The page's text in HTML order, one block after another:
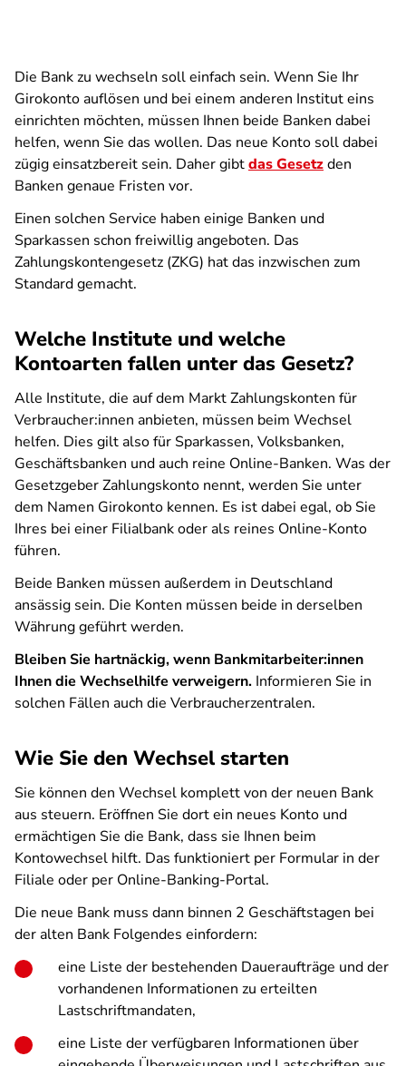
Die Bank zu wechseln soll einfach sein. Wenn Sie Ihr
Girokonto auflösen und bei einem anderen Institut eins
einrichten möchten, müssen Ihnen beide Banken dabei
helfen, wenn Sie das wollen. Das neue Konto soll dabei
zügig einsatzbereit sein. Daher gibtdas Gesetzden
Banken genaue Fristen vor.
Einen solchen Service haben einige Banken und
Sparkassen schon freiwillig angeboten. Das
Zahlungskontengesetz (ZKG) hat das inzwischen zum
Standard gemacht.
Welche Institute und welche
Kontoarten fallen unter das Gesetz?
Alle Institute, die auf dem Markt Zahlungskonten für
Verbraucher:innen anbieten, müssen beim Wechsel
helfen. Dies gilt also für Sparkassen, Volksbanken,
Geschäftsbanken und auch reine Online-Banken. Was der
Gesetzgeber Zahlungskonto nennt, werden Sie unter
dem Namen Girokonto kennen. Es ist dabei egal, ob Sie
Ihres bei einer Filialbank oder als reines Online-Konto
führen.
Beide Banken müssen außerdem in Deutschland
ansässig sein. Die Konten müssen beide in derselben
Währung geführt werden.
Bleiben Sie hartnäckig, wenn Bankmitarbeiter:innen
Ihnen die Wechselhilfe verweigern. Informieren Sie in
solchen Fällen auch die Verbraucherzentralen.
Wie Sie den Wechsel starten
Sie können den Wechsel komplett von der neuen Bank
aus steuern. Eröffnen Sie dort ein neues Konto und
ermächtigen Sie die Bank, dass sie Ihnen beim
Kontowechsel hilft. Das funktioniert per Formular in der
Filiale oder per Online-Banking-Portal.
Die neue Bank muss dann binnen 2 Geschäftstagen bei
der alten Bank Folgendes einfordern:
eine Liste der bestehenden Daueraufträge und der
vorhandenen Informationen zu erteilten
Lastschriftmandaten,
eine Liste der verfügbaren Informationen über